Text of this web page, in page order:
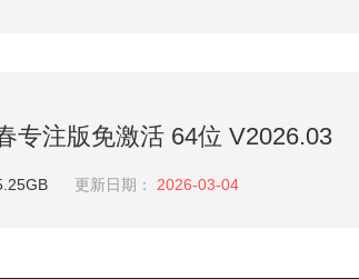
专注版免激活 64位 V2026.03
更新日期： 2026-03-04